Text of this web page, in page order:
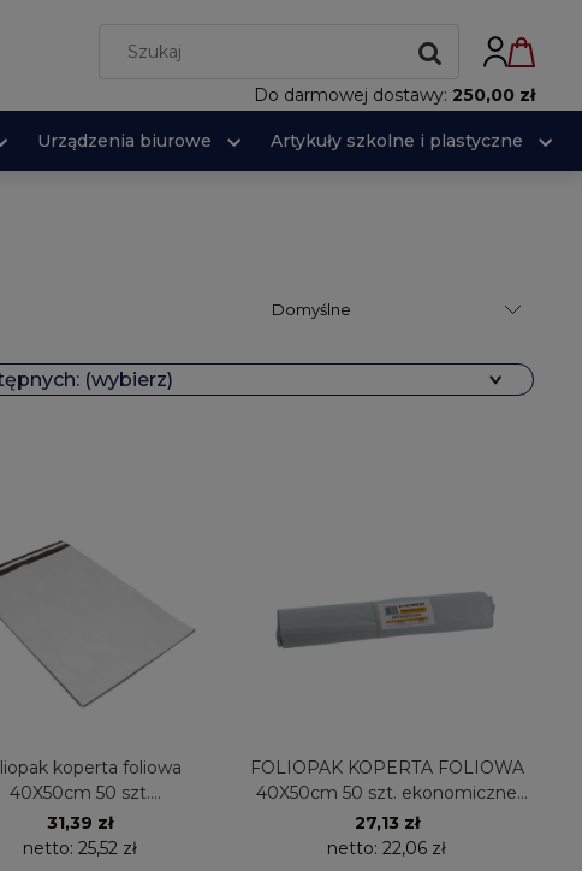
Do darmowej dostawy: 250,00 zł
Urządzenia biurowe Artykuły szkolne i plastyczne
(wybierz)
koperta foliowa
40X50cm 50 szt.
AFFOL40/50X50
31,39 zł
netto: 25,52 zł
FOLIOPAK KOPERTA FOLIOWA
40X50cm 50 szt. ekonomiczne
białe AFFOL40/50X50C
27,13 zł
netto: 22,06 zł